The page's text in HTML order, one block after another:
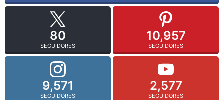
80
SEGUIDORES
10,957
SEGUIDORES
9,571
SEGUIDORES
2,577
SEGUIDORES